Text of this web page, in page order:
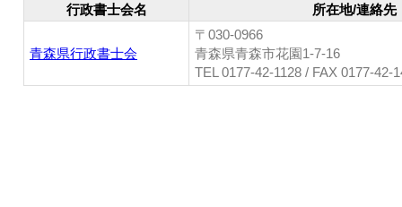
行政書士会名 所在地/連絡先
青森県行政書士会
〒030-0966
青森県青森市花園1-7-16
TEL 0177-42-1128 / FAX 0177-42-